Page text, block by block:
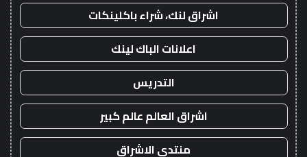
اشراق لنك، شراء باكلينكات
اعلانات الباك لينك
التدريس
اشراق العالم عالم كبير
منتدى الاشراق